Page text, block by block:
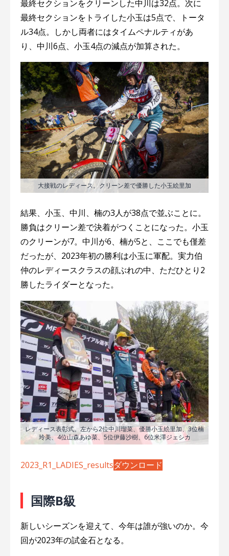
最終セクションをクリーンした中川は32点。次に
最終セクションをトライした小玉は5点で、トータ
ル34点。しかし両者にはタイムペナルティがあ
り、中川6点、小玉4点の減点が加算された。
大接戦のレディース。クリーン差で優勝した小玉絵里加
結果、小玉、中川、楠の3人が38点で並ぶことに。
勝負はクリーン差で決着がつくことになった。小玉
のクリーンが7。中川が6、楠が5と、ここでも僅差
だったが、2023年初の勝利は小玉に軍配。実力伯
仲のレディースクラスの顔ぶれの中、ただひとり2
勝したライダーとなった。
レディース表彰式。左から2位中川瑠菜、優勝小玉絵里加、3位楠
玲美、4位山森あゆ菜、5位伊藤沙樹、6位米澤ジェシカ
2023_R1_LADIES_resultsダウンロード
国際B級
新しいシーズンを迎えて、今年は誰が強いのか。今
回が2023年の試金石となる。